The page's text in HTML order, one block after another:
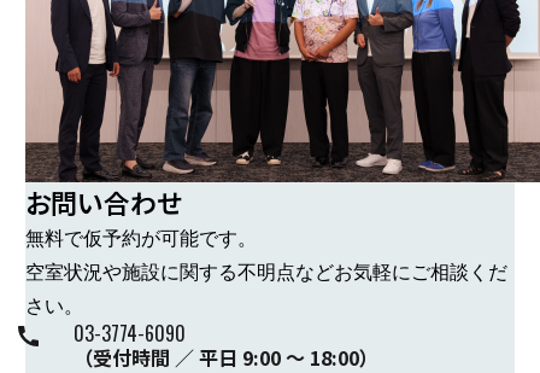
お問い合わせ
無料で仮予約が可能です。
空室状況や施設に関する不明点などお気軽にご相談くだ
さい。
03-3774-6090
（受付時間 ／ 平日 9:00 ～ 18:00）